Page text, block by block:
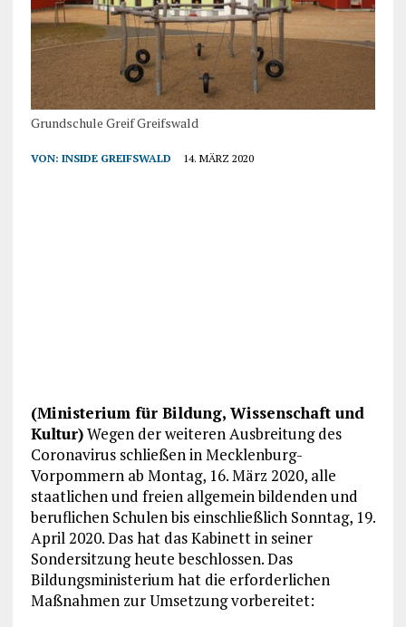
Grundschule Greif Greifswald
VON: INSIDE GREIFSWALD 14. MÄRZ 2020
(Ministerium für Bildung, Wissenschaft und
Kultur)Wegen der weiteren Ausbreitung des
Coronavirus schließen in Mecklenburg-
Vorpommern ab Montag, 16. März 2020, alle
staatlichen und freien allgemein bildenden und
beruflichen Schulen bis einschließlich Sonntag, 19.
April 2020. Das hat das Kabinett in seiner
Sondersitzung heute beschlossen. Das
Bildungsministerium hat die erforderlichen
Maßnahmen zur Umsetzung vorbereitet: